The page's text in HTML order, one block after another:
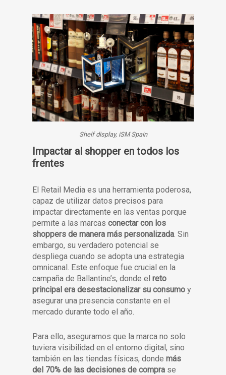
Shelf display, iSM Spain
Impactar al shopper en todos los
frentes
El Retail Media es una herramienta poderosa,
capaz de utilizar datos precisos para
impactar directamente en las ventas porque
permite a las marcas conectar con los
shoppers de manera más personalizada. Sin
embargo, su verdadero potencial se
despliega cuando se adopta una estrategia
omnicanal. Este enfoque fue crucial en la
campaña de Ballantine’s, donde el reto
principal era desestacionalizar su consumo y
asegurar una presencia constante en el
mercado durante todo el año.
Para ello, aseguramos que la marca no solo
tuviera visibilidad en el entorno digital, sino
también en las tiendas físicas, donde más
del 70% de las decisiones de compra se